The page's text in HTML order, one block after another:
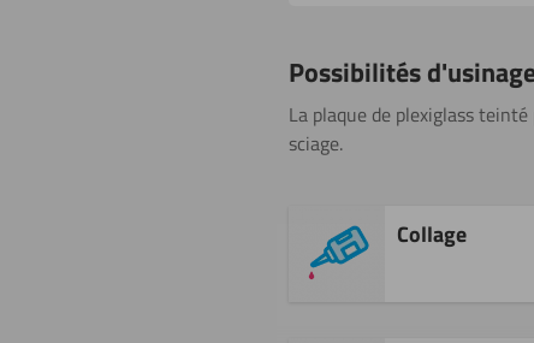
Possibilités
La plaque de plexiglass
sciage.
Collage